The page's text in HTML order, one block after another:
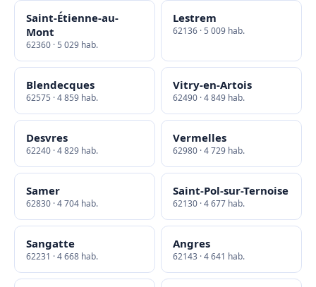
Saint-Étienne-au-
Mont
62360 · 5 029 hab.
Lestrem
62136 · 5 009 hab.
Blendecques
62575 · 4 859 hab.
Vitry-en-Artois
62490 · 4 849 hab.
Desvres
62240 · 4 829 hab.
Vermelles
62980 · 4 729 hab.
Samer
62830 · 4 704 hab.
Saint-Pol-sur-Ternoise
62130 · 4 677 hab.
Sangatte
62231 · 4 668 hab.
Angres
62143 · 4 641 hab.